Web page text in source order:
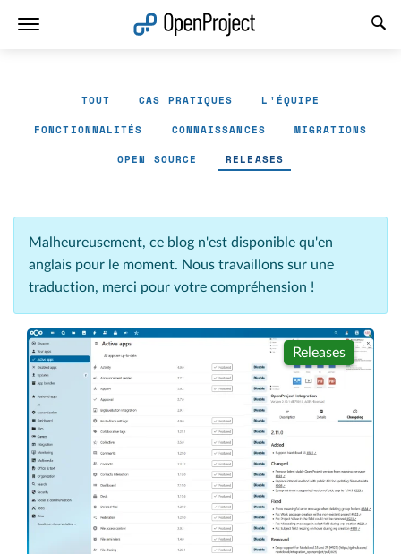
TOUT CAS PRATIQUES L'ÉQUIPE
FONCTIONNALITÉS CONNAISSANCES MIGRATIONS
OPEN SOURCE RELEASES
Malheureusement, ce blog n'est disponible qu'en
anglais pour le moment. Nous travaillons sur une
traduction, merci pour votre compréhension !
Releases
Ouvrir le lien dans un nouvel onglet